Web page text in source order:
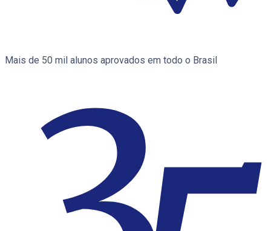
Mais de 50 mil alunos aprovados em todo o Brasil